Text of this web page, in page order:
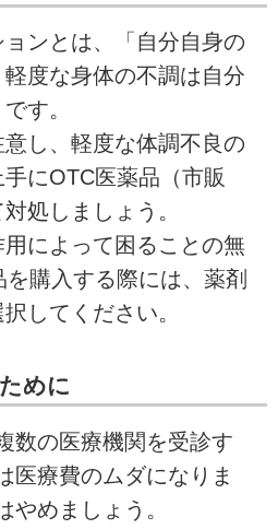
ンとは、「自分自身の
度な身体の不調は自分
す。
し、軽度な体調不良の
にOTC医薬品（市販
処しましょう。
によって困ることの無
購入する際には、薬剤
してください。
めに
数の医療機関を受診す
医療費のムダになりま
やめましょう。